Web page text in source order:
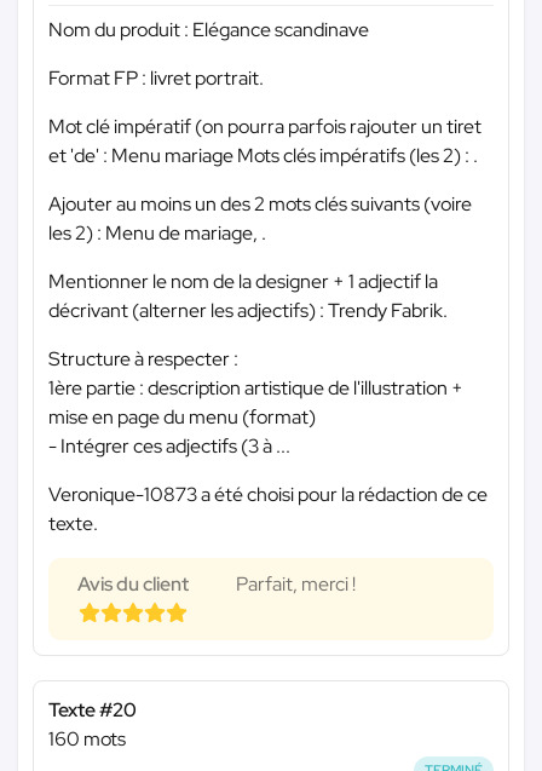
Nom du produit : Elégance scandinave
Format FP : livret portrait.
Mot clé impératif (on pourra parfois rajouter un tiret
et 'de' : Menu mariage Mots clés impératifs (les 2) : .
Ajouter au moins un des 2 mots clés suivants (voire
les 2) : Menu de mariage, .
Mentionner le nom de la designer + 1 adjectif la
décrivant (alterner les adjectifs) : Trendy Fabrik.
Structure à respecter :
1ère partie : description artistique de l'illustration +
mise en page du menu (format)
- Intégrer ces adjectifs (3 à ...
Veronique-10873 a été choisi pour la rédaction de ce
texte.
Avis du client Parfait, merci !
Texte #20
160 mots